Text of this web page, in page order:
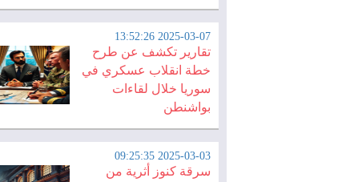
2025-03-07 13:52:26
تقارير تكشف عن طرح
خطة انقلاب عسكري في
سوريا خلال لقاءات
بواشنطن
2025-03-03 09:25:35
سرقة كنوز أثرية من